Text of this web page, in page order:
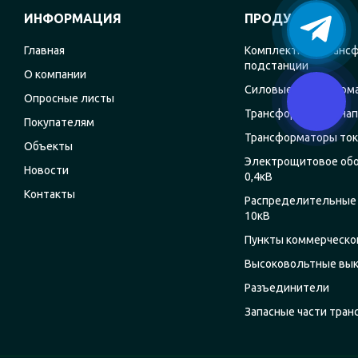
ИНФОРМАЦИЯ
Главная
О компании
Опросные листы
Покупателям
Объекты
Новости
Контакты
ПРОДУКЦИЯ
Комплектные
подстанции
Силовые
Трансформаторы
Трансформаторы
Электрощитовое
0,4кВ
Распределительные
10кВ
Пункты
Высоковольтные
Разъединители
Запасные части